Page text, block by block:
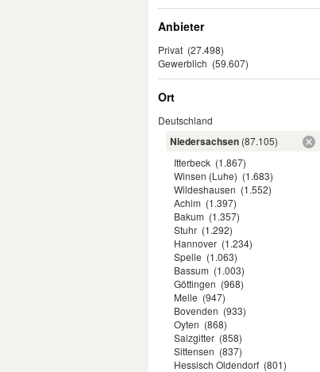
Anbieter
Privat (27.498)
Gewerblich (59.607)
Ort
Deutschland
Niedersachsen (87.105)
Itterbeck (1.867)
Winsen (Luhe) (1.683)
Wildeshausen (1.552)
Achim (1.397)
Bakum (1.357)
Stuhr (1.292)
Hannover (1.234)
Spelle (1.063)
Bassum (1.003)
Göttingen (968)
Melle (947)
Bovenden (933)
Oyten (868)
Salzgitter (858)
Sittensen (837)
Hessisch Oldendorf (801)